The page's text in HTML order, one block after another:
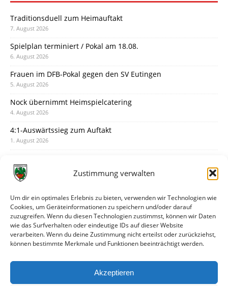
Zustimmung verwalten
Um dir ein optimales Erlebnis zu bieten, verwenden wir Technologien wie
Cookies, um Geräteinformationen zu speichern und/oder darauf
zuzugreifen. Wenn du diesen Technologien zustimmst, können wir Daten
wie das Surfverhalten oder eindeutige IDs auf dieser Website
verarbeiten. Wenn du deine Zustimmung nicht erteilst oder zurückziehst,
können bestimmte Merkmale und Funktionen beeinträchtigt werden.
Akzeptieren
Traditionsduell zum Heimauftakt
7. August 2026
Spielplan terminiert / Pokal am 18.08.
6. August 2026
Frauen im DFB-Pokal gegen den SV Eutingen
5. August 2026
Nock übernimmt Heimspielcatering
4. August 2026
4:1-Auswärtssieg zum Auftakt
1. August 2026
31. Juli 2026
30. Juli 2026
Deine Spielminute: 89+1
28. Juli 2026
Neuer Rückensponsor
Neue Podcast-Folge: So tickt Björn!
27. Juli 2026